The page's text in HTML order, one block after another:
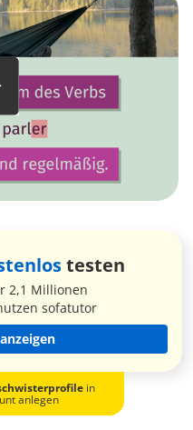
testen
2,1 Millionen
sofatutor
in
anlegen